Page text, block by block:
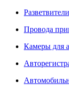
Провода
Камеры для